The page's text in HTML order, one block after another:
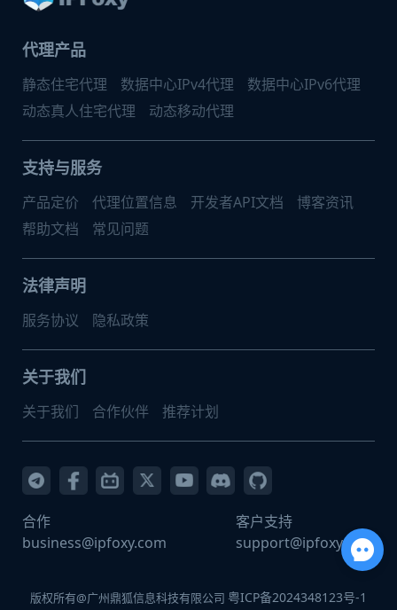
代理产品
静态住宅代理 数据中心IPv4代理
数据中心IPv6代理
动态真人住宅代理
动态移动代理
支持与服务
产品定价 代理位置信息 开发者API文档
博客资讯
帮助文档
常见问题
法律声明
服务协议 隐私政策
关于我们
关于我们 合作伙伴 推荐计划
合作
business@ipfoxy.com
客户支持
support@ipfoxy.com
版权所有@广州鼎狐信息科技有限公司 粤ICP备2024348123号-1